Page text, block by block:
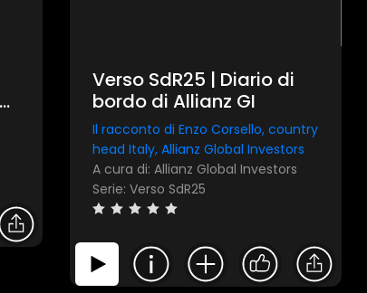
Verso SdR25 | Diario di
bordo di Allianz GI
Il racconto di Enzo Corsello, country
head Italy, Allianz Global Investors
A cura di: Allianz Global Investors
Serie: Verso SdR25